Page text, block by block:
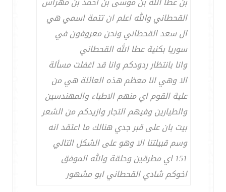
القحطاني والله اعلم ان تتمة اسمي هي
ال سعد القحطاني ونحن معروفون في
سوريا بكنية عطا الله القحطاني
وانا بانتظار ردودكم وانا قد اغفلت مسألة
الا وهي انا معظم هذه العائلة هي من
علية القوم اي منهم الاطباء والمهندسين
والطيارين وفيهم التجار وازيدكم من الشعر
بيت بان على قبر جدي هنالك ما اعتقد انه
وسم قبيلتنا الا وهو على الشكل التالي
151 اي مطرقين وحلقة والله الموفق
اخوكم شادي القحطاني ابو مشهور